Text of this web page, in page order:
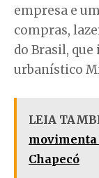
empresa e
compras,
do Brasil,
urbanístico
LEIA
movimenta
Chapecó